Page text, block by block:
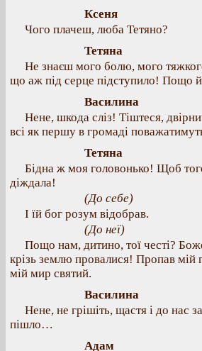
Ксеня
Чого плачеш, люба Тетяно?
Тетяна
Не знаєш мого болю, мого
що аж під серце підступило! Пощо
Василина
Нене, шкода сліз! Тіштеся,
всі як першу в громаді
Тетяна
Бідна ж моя головонько! Щоб
діждала!
(До себе)
І їй бог розум відобрав.
(До неї)
Пощо нам, дитино, тої честі?
крізь землю провалися! Пропав мій
мій мир святий.
Василина
Нене, не грішіть, щастя і до нас
пішло…
Адам